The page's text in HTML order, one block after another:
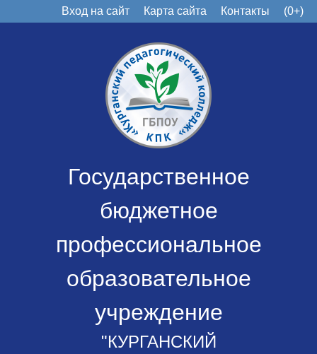
Вход на сайт Карта сайта Контакты (0+)
Государственное
бюджетное
профессиональное
образовательное
учреждение
"КУРГАНСКИЙ